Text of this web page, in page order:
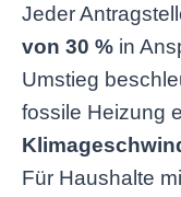
Jeder
von 30 % in
Umstieg
fossile Heizung
Für Haushalte